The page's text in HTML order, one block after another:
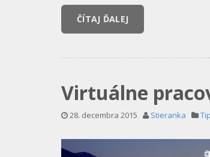
ČÍTAJ ĎALEJ
Virtuálne
28. decembra 2015 Stieranka